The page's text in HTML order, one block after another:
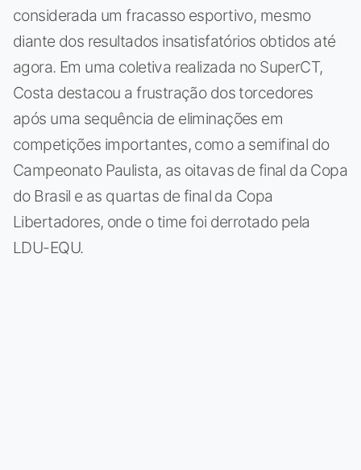
considerada um fracasso esportivo, mesmo
diante dos resultados insatisfatórios obtidos até
agora. Em uma coletiva realizada no SuperCT,
Costa destacou a frustração dos torcedores
após uma sequência de eliminações em
competições importantes, como a semifinal do
Campeonato Paulista, as oitavas de final da Copa
do Brasil e as quartas de final da Copa
Libertadores, onde o time foi derrotado pela
LDU-EQU.